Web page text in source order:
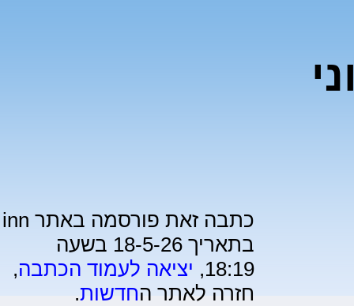
כתבה זאת פורסמה באתר inn
בתאריך 18-5-26 בשעה
18:19, יציאה לעמוד הכתבה,
חזרה לאתר החדשות.